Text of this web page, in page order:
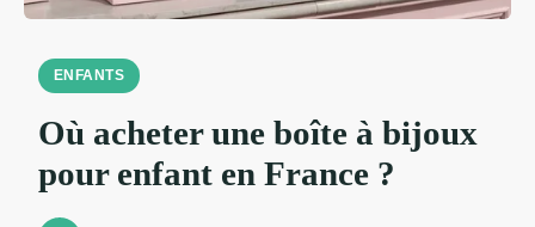
ENFANTS
Où acheter une boîte à bijoux
pour enfant en France ?